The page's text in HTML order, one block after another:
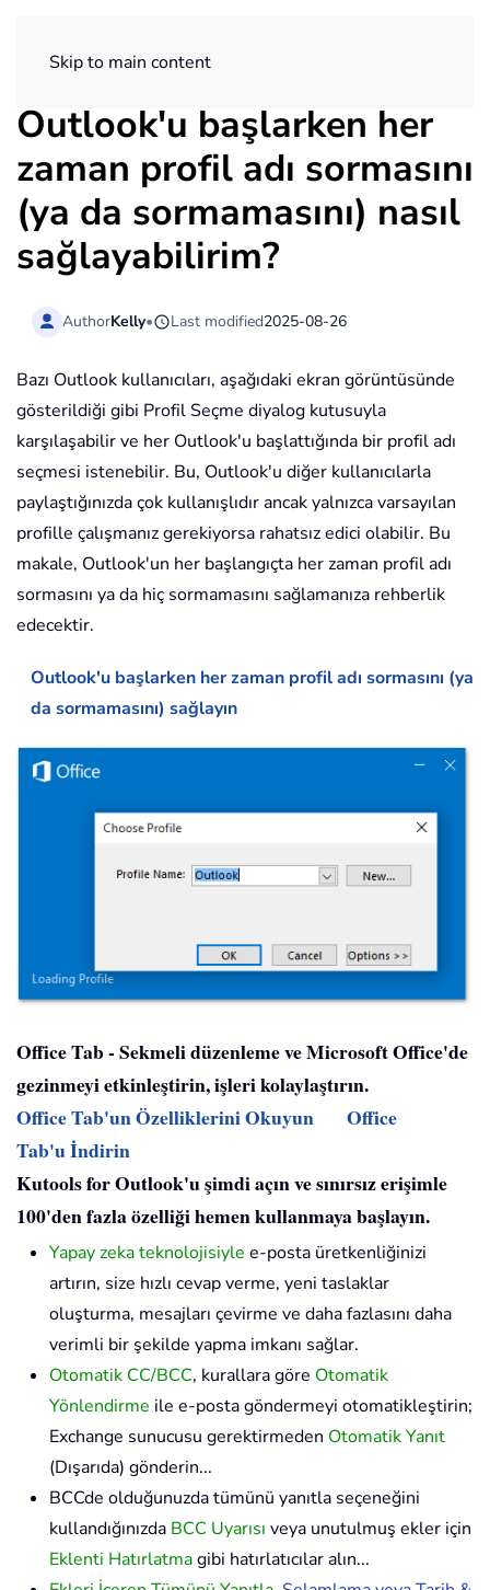
Skip to main content
Outlook'u başlarken her
zaman profil adı sormasını
(ya da sormamasını) nasıl
sağlayabilirim?
AuthorKelly• Last modified2025-08-26
Bazı Outlook kullanıcıları, aşağıdaki ekran görüntüsünde
gösterildiği gibi Profil Seçme diyalog kutusuyla
karşılaşabilir ve her Outlook'u başlattığında bir profil adı
seçmesi istenebilir. Bu, Outlook'u diğer kullanıcılarla
paylaştığınızda çok kullanışlıdır ancak yalnızca varsayılan
profille çalışmanız gerekiyorsa rahatsız edici olabilir. Bu
makale, Outlook'un her başlangıçta her zaman profil adı
sormasını ya da hiç sormamasını sağlamanıza rehberlik
edecektir.
Outlook'u başlarken her zaman profil adı sormasını (ya
da sormamasını) sağlayın
Office Tab - Sekmeli düzenleme ve Microsoft Office'de
gezinmeyi etkinleştirin, işleri kolaylaştırın.
Office Tab'un Özelliklerini Okuyun
Office
Tab'u İndirin
Kutools for Outlook'u şimdi açın ve sınırsız erişimle
100'den fazla özelliği hemen kullanmaya başlayın.
Yapay zeka teknolojisiyle e-posta üretkenliğinizi
artırın, size hızlı cevap verme, yeni taslaklar
oluşturma, mesajları çevirme ve daha fazlasını daha
verimli bir şekilde yapma imkanı sağlar.
Otomatik CC/BCC, kurallara göre Otomatik
Yönlendirme ile e-posta göndermeyi otomatikleştirin;
Exchange sunucusu gerektirmeden Otomatik Yanıt
(Dışarıda) gönderin...
BCCde olduğunuzda tümünü yanıtla seçeneğini
kullandığınızda BCC Uyarısı veya unutulmuş ekler için
Eklenti Hatırlatmagibi hatırlatıcılar alın...